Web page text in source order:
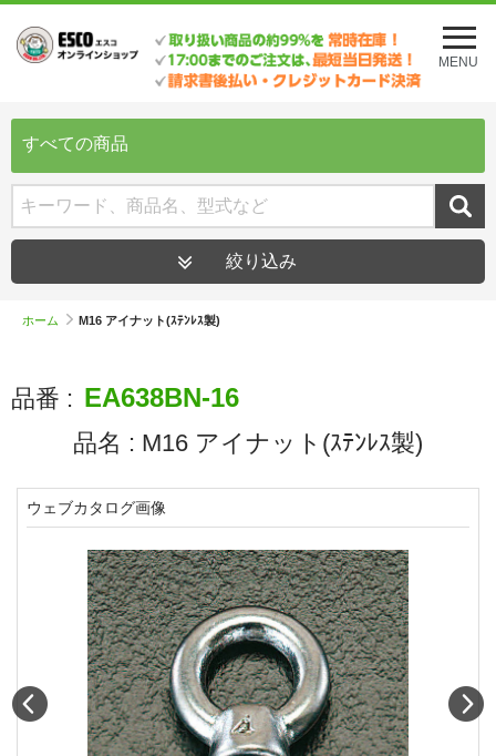
メ
ニ
ュ
を
MENU
すべての商品
絞り込み
ホーム M16 アイナット(ｽﾃﾝﾚｽ製)
品番 : EA638BN-16
品名 : M16 アイナット(ｽﾃﾝﾚｽ製)
ウェブカタログ画像